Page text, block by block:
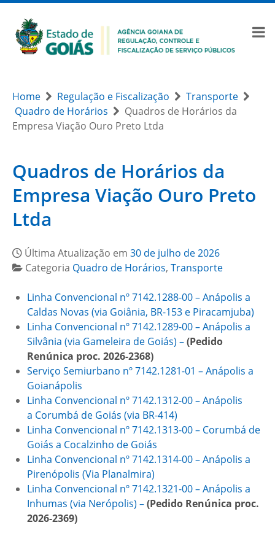
Home Regulação e Fiscalização
Transporte
Quadro de Horários
Quadros de Horários da
Empresa Viação Ouro Preto Ltda
Quadros de Horários da
Empresa Viação Ouro Preto
Ltda
Última Atualização em 30 de julho de 2026
Categoria Quadro de Horários, Transporte
Linha Convencional nº 7142.1288-00 – Anápolis a
Caldas Novas (via Goiânia, BR-153 e Piracamjuba)
Linha Convencional nº 7142.1289-00 – Anápolis a
Silvânia (via Gameleira de Goiás) –(Pedido
Renúnica proc. 2026-2368)
Serviço Semiurbano nº 7142.1281-01 – Anápolis a
Goianápolis
Linha Convencional nº 7142.1312-00 – Anápolis
a Corumbá de Goiás (via BR-414)
Linha Convencional nº 7142.1313-00 – Corumbá de
Goiás a Cocalzinho de Goiás
Linha Convencional nº 7142.1314-00 – Anápolis a
Pirenópolis (Via Planalmira)
Linha Convencional nº 7142.1321-00 – Anápolis a
Inhumas (via Nerópolis) –(Pedido Renúnica proc.
2026-2369)